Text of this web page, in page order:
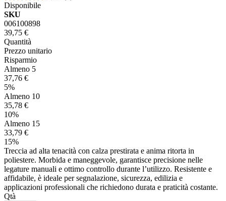
Disponibile
SKU
006100898
39,75 €
Quantità
Prezzo unitario
Risparmio
Almeno 5
37,76 €
5%
Almeno 10
35,78 €
10%
Almeno 15
33,79 €
15%
Treccia ad alta tenacità con calza prestirata e anima ritorta in
poliestere. Morbida e maneggevole, garantisce precisione nelle
legature manuali e ottimo controllo durante l’utilizzo. Resistente e
affidabile, è ideale per segnalazione, sicurezza, edilizia e
applicazioni professionali che richiedono durata e praticità costante.
Qtà